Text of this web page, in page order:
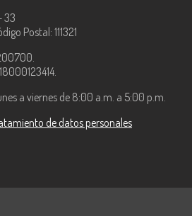
33
Postal: 111321
a viernes de 8:00 a.m. a 5:00 p.m.
de datos personales